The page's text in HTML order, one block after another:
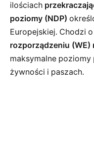
ilościach
poziomy (NDP)
Europejskiej. Chodzi
rozporządzeniu
maksymalne
żywności i paszach.